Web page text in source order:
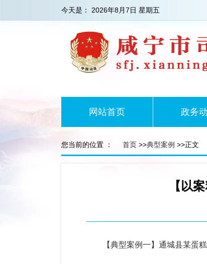
今天是： 2026年8月7日 星期五
网站首页 政务
您当前的位置 ： 首页 >>典型案例 >>正文
【以
【典型案例一】 通城县某蛋